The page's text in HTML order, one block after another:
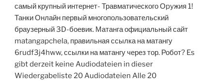
самый крупный интернет- Травматического Оpyжия 1!
Танки Онлайн первый многопользовательский
браузерный 3D-боевик. Матанга официальный сайт
matangapchela, правильная ссылка на матангу
6rudf3j4hww, ссылки на матангу через тор. Робот? Es
gibt derzeit keine Audiodateien in dieser
Wiedergabeliste 20 Audiodateien Alle 20